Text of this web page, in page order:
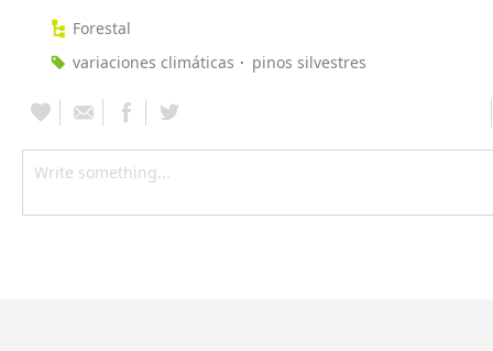
Forestal
variaciones climáticas
pinos silvestres